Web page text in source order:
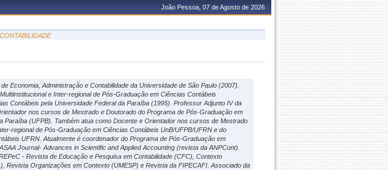
João Pessoa, 07 de Agosto de 2026
Economia, Administração e Contabilidade da Universidade de São Paulo (2007).
e Inter-regional de Pós-Graduação em Ciências Contábeis
Contábeis pela Universidade Federal da Paraíba (1995). Professor Adjunto IV da
nos cursos de Mestrado e Doutorado do Programa de Pós-Graduação em
Paraíba (UFPB). Também atua como Docente e Orientador nos cursos de Mestrado
regional de Pós-Graduação em Ciências Contábeis UnB/UFPB/UFRN e do
UFRN. Atualmente é coordenador do Programa de Pós-Graduação em
Journal- Advances in Scientific and Applied Accounting (revista da ANPCont).
- Revista de Educação e Pesquisa em Contabilidade (CFC), Contexto
Revista Organizações em Contexto (UMESP) e Revista da FIPECAFI. Associado da